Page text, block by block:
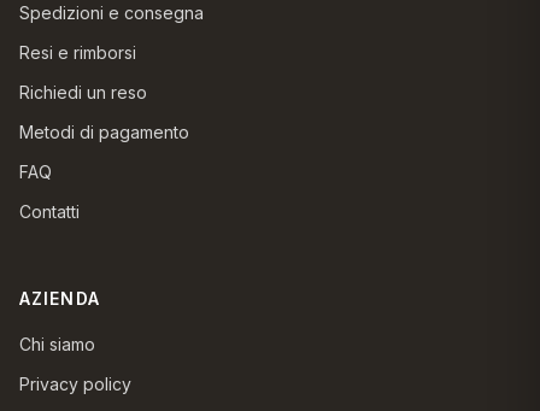
Spedizioni e consegna
Resi e rimborsi
Richiedi un reso
Metodi di pagamento
FAQ
Contatti
AZIENDA
Chi siamo
Privacy policy